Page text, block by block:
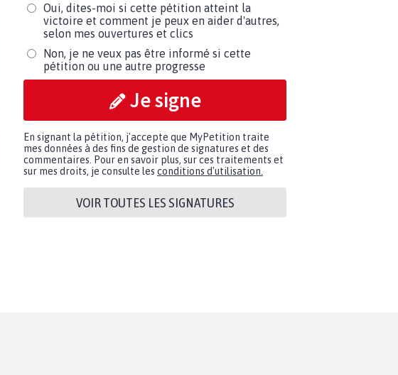
Oui, dites-moi si cette pétition atteint la
victoire et comment je peux en aider d'autres,
selon mes ouvertures et clics
Non, je ne veux pas être informé si cette
pétition ou une autre progresse
Je signe
En signant la pétition, j'accepte que MyPetition traite
mes données à des fins de gestion de signatures et des
commentaires. Pour en savoir plus, sur ces traitements et
sur mes droits, je consulte les conditions d'utilisation.
VOIR TOUTES LES SIGNATURES